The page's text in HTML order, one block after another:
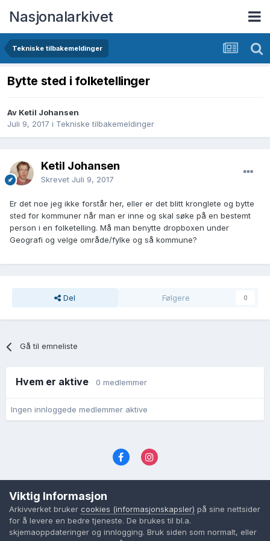
Nasjonalarkivet
Tekniske tilbakemeldinger
Bytte sted i folketellinger
Av Ketil Johansen
Juli 9, 2017 i Tekniske tilbakemeldinger
Ketil Johansen
Skrevet Juli 9, 2017
Er det noe jeg ikke forstår her, eller er det blitt kronglete og bytte
sted for kommuner når man er inne og skal søke på en bestemt
person i en folketelling. Må man benytte dropboxen under
Geografi og velge område/fylke og så kommune?
Del Følgere 0
Gå til emneliste
Hvem er aktive 0 medlemmer
Ingen innloggede medlemmer aktive
Cookies (informasjonskapsler)
Powered by Invision Community
Viktig Informasjon
Arkivverket bruker cookies (informasjonskapsler) på sine nettsider
for å levere en bedre tjeneste. De brukes til bl.a.
skjemaoppdateringer og innlogging. Bruk siden som normalt, eller